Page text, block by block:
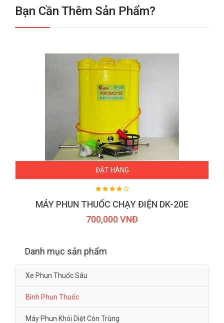
Bạn Cần Thêm Sản Phẩm?
ĐẶT HÀNG
MÁY PHUN THUỐC CHẠY ĐIỆN DK-20E
700,000 VNĐ
Danh mục sản phẩm
Xe Phun Thuốc Sâu
Bình Phun Thuốc
Máy Phun Khói Diệt Côn Trùng